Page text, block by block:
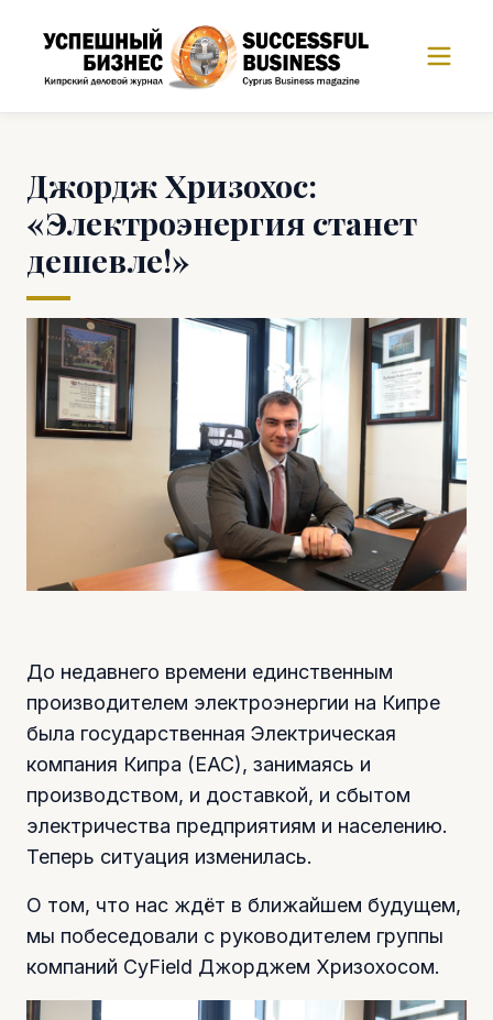
Джордж Хризохос:
«Электроэнергия станет
дешевле!»
До недавнего времени единственным
производителем электроэнергии на Кипре
была государственная Электрическая
компания Кипра (ЕАС), занимаясь и
производством, и доставкой, и сбытом
электричества предприятиям и населению.
Теперь ситуация изменилась.
О том, что нас ждёт в ближайшем будущем,
мы побеседовали с руководителем группы
компаний CyField Джорджем Хризохосом.